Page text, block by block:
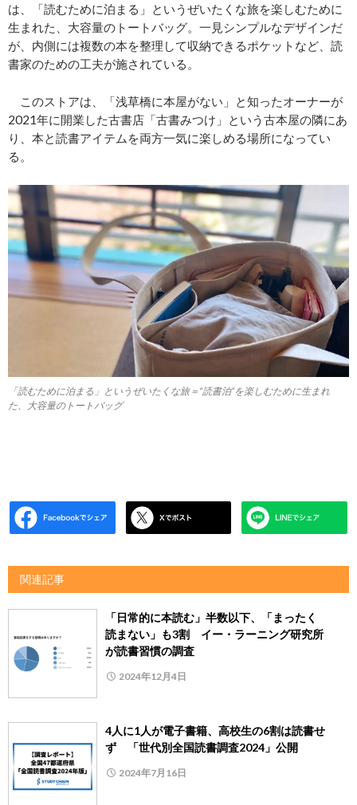
は、「読むために泊まる」というぜいたくな旅を楽しむために
生まれた、大容量のトートバッグ。一見シンプルなデザインだ
が、内側には複数の本を整理して収納できるポケットなど、読
書家のための工夫が施されている。
このストアは、「浅草橋に本屋がない」と知ったオーナーが
2021年に開業した古書店「古書みつけ」という古本屋の隣にあ
り、本と読書アイテムを両方一気に楽しめる場所になってい
る。
「読むために泊まる」というぜいたくな旅＝“読書泊”を楽しむために生まれ
た、大容量のトートバッグ
関連記事
「日常的に本読む」半数以下、「まったく
読まない」も3割 イー・ラーニング研究所
が読書習慣の調査
2024年12月4日
4人に1人が電子書籍、高校生の6割は読書せ
ず 「世代別全国読書調査2024」公開
2024年7月16日